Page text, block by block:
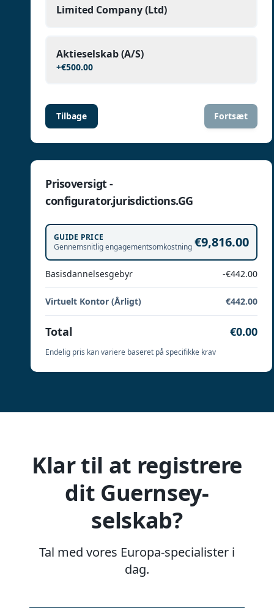
Limited Company (Ltd)
Aktieselskab (A/S)
+€500.00
Tilbage Fortsæt
Prisoversigt -
configurator.jurisdictions.GG
GUIDE PRICE
Gennemsnitlig engagementsomkostning €9,816.00
Basisdannelsesgebyr -€442.00
Virtuelt Kontor (Årligt) €442.00
Total €0.00
Endelig pris kan variere baseret på specifikke krav
Klar til at registrere
dit Guernsey-
selskab?
Tal med vores Europa-specialister i
dag.